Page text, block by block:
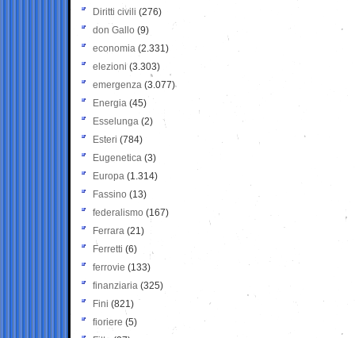
Diritti civili (276)
don Gallo (9)
economia (2.331)
elezioni (3.303)
emergenza (3.077)
Energia (45)
Esselunga (2)
Esteri (784)
Eugenetica (3)
Europa (1.314)
Fassino (13)
federalismo (167)
Ferrara (21)
Ferretti (6)
ferrovie (133)
finanziaria (325)
Fini (821)
fioriere (5)